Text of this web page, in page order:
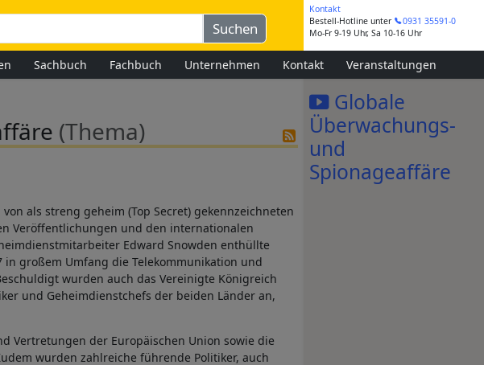
Kontakt
Bestell-Hotline unter
0931 35591-0
Mo-Fr 9-19 Uhr, Sa 10-16 Uhr
Sachbuch Fachbuch Unternehmen Kontakt Veranstaltungen
(Thema)
als streng geheim (Top Secret) gekennzeichneten
Veröffentlichungen und den internationalen
Edward Snowden enthüllte
in großem Umfang die Telekommunikation und
wurden auch das Vereinigte Königreich
und Geheimdienstchefs der beiden Länder an,
Vertretungen der Europäischen Union sowie die
wurden zahlreiche führende Politiker, auch
Globale
Überwachungs-
und
Spionageaffäre